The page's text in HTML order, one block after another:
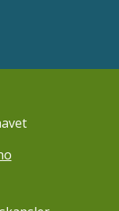
facebook